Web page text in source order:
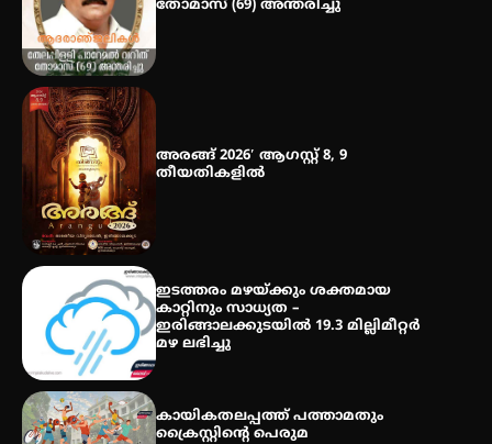
തോമാസ് (69) അന്തരിച്ചു
അരങ്ങ് 2026′ ആഗസ്റ്റ് 8, 9
തീയതികളിൽ
ഇടത്തരം മഴയ്ക്കും ശക്തമായ
കാറ്റിനും സാധ്യത –
ഇരിങ്ങാലക്കുടയിൽ 19.3 മില്ലിമീറ്റർ
മഴ ലഭിച്ചു
കായികതലപ്പത്ത് പത്താമതും
ക്രൈസ്റ്റിന്റെ പെരുമ